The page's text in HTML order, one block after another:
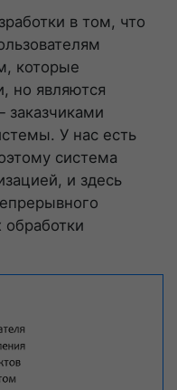
в том, что
которые
но являются
У нас есть
система
и здесь
обработки